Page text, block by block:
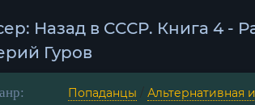
Назад в СССР. Книга 4 -
Гуров
Попаданцы Альтернативная